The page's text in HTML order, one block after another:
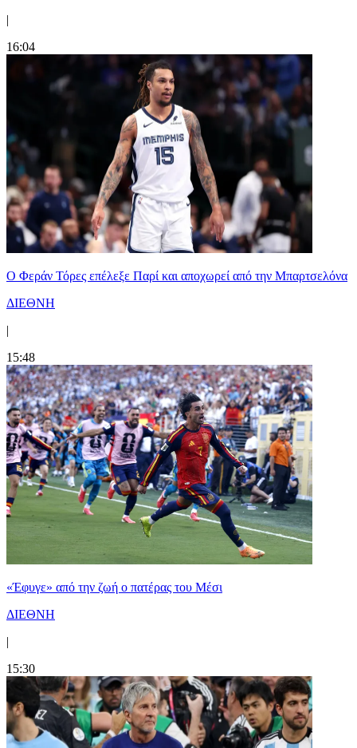
|
16:04
Ο Φεράν Τόρες επέλεξε Παρί και αποχωρεί από την Μπαρτσελόνα
ΔΙΕΘΝΗ
|
15:48
«Έφυγε» από την ζωή ο πατέρας του Μέσι
ΔΙΕΘΝΗ
|
15:30